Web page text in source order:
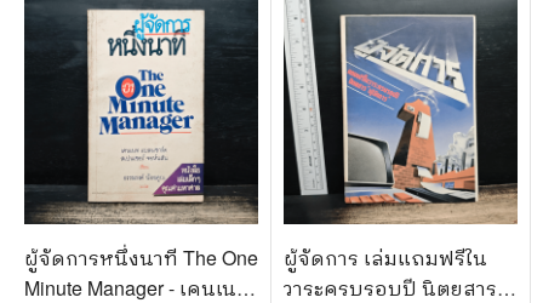
ผู้จัดการหนึ่งนาที The One
Minute Manager - เคนเนท
ผู้จัดการ เล่มแถมฟรีใน
วาระครบรอบปี นิตยสาร